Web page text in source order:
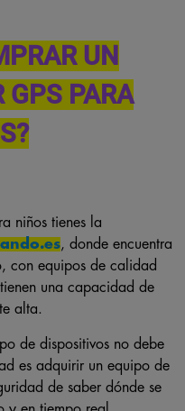
UN
GPS PARA
niños tienes la
, donde encuentra
con equipos de calidad
una capacidad de
alta.
de dispositivos no debe
es adquirir un equipo de
de saber dónde se